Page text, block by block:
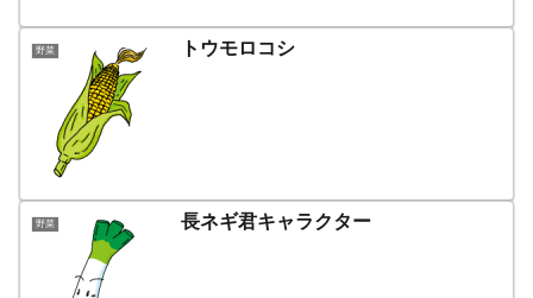
野菜 トウモロコシ
野菜 長ネギ君キャラクター